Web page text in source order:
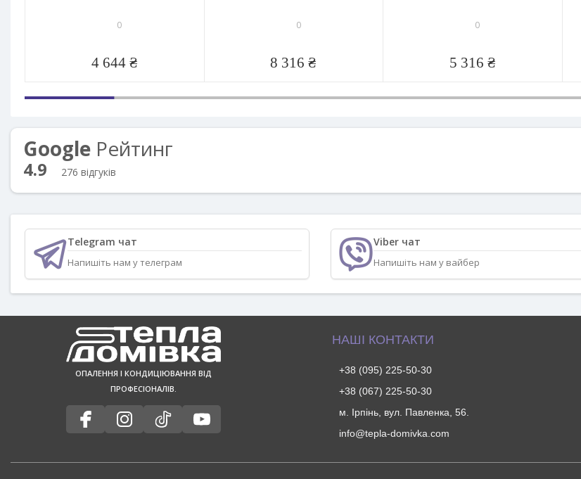
0
4 644 ₴
0
8 316 ₴
0
5 316 ₴
Google Рейтинг
4.9 276 відгуків
Telegram чат
Напишіть нам у телеграм
Viber чат
Напишіть нам у вайбер
ОПАЛЕННЯ І КОНДИЦІЮВАННЯ ВІД
ПРОФЕСІОНАЛІВ.
НАШІ КОНТАКТИ
+38 (095) 225-50-30
+38 (067) 225-50-30
м. Ірпінь, вул. Павленка, 56.
info@tepla-domivka.com